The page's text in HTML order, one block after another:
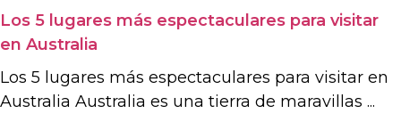
Los 5 lugares más espectaculares para visitar
en Australia
Los 5 lugares más espectaculares para visitar en
Australia Australia es una tierra de maravillas ...